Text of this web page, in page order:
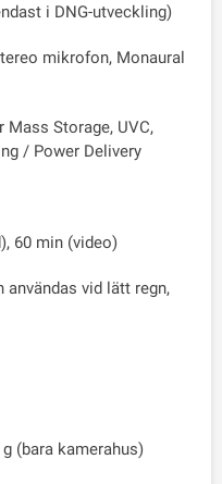
i DNG-utveckling)
mikrofon, Monaural
Mass Storage, UVC,
/ Power Delivery
60 min (video)
användas vid lätt regn,
(bara kamerahus)